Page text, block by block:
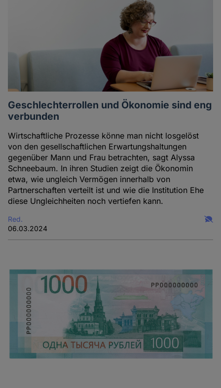
Geschlechterrollen und Ökonomie sind eng
verbunden
Wirtschaftliche Prozesse könne man nicht losgelöst
von den gesellschaftlichen Erwartungshaltungen
gegenüber Mann und Frau betrachten, sagt Alyssa
Schneebaum. In ihren Studien zeigt die Ökonomin
etwa, wie ungleich Vermögen innerhalb von
Partnerschaften verteilt ist und wie die Institution Ehe
diese Ungleichheiten noch vertiefen kann.
Red.
06.03.2024